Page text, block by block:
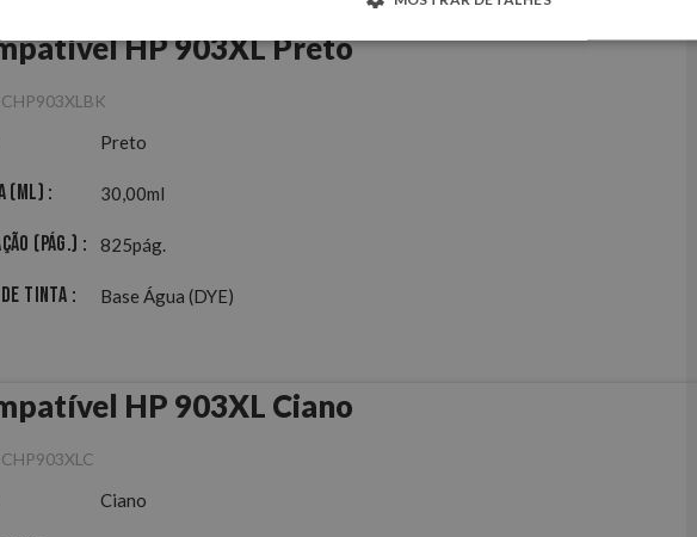
HP 903XL Preto
Preto
(ml) : 30,00ml
(pág.) : 825pág.
Tinta : Base Água (DYE)
HP 903XL Ciano
Ciano